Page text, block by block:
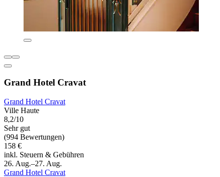
Grand Hotel Cravat
Grand Hotel Cravat
Ville Haute
8,2/10
Sehr gut
(994 Bewertungen)
158 €
inkl. Steuern & Gebühren
26. Aug.–27. Aug.
Grand Hotel Cravat